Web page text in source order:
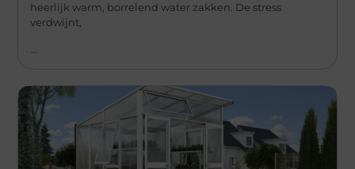
heerlijk warm, borrelend water zakken. De stress
verdwijnt,